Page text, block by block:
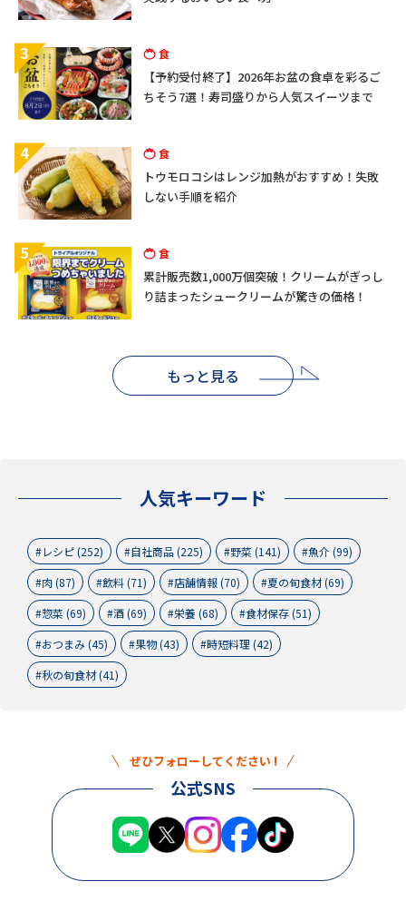
3 食
【予約受付終了】2026年お盆の食卓を彩るご
ちそう7選！寿司盛りから人気スイーツまで
4 食
トウモロコシはレンジ加熱がおすすめ！失敗
しない手順を紹介
5 食
累計販売数1,000万個突破！クリームがぎっし
り詰まったシュークリームが驚きの価格！
もっと見る
人気キーワード
レシピ (252) 自社商品 (225) 野菜 (141)
魚介 (99)
肉 (87)
飲料 (71) 店舗情報 (70)
夏の旬食材 (69)
惣菜 (69)
酒 (69) 栄養 (68)
食材保存 (51)
おつまみ (45)
果物 (43)
時短料理 (42)
秋の旬食材 (41)
ぜひフォローしてください !
公式SNS